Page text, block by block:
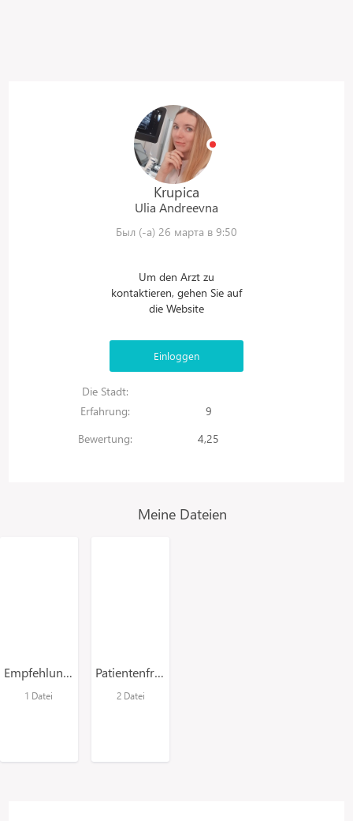
Krupica
Ulia Andreevna
Был (-а) 26 марта в 9:50
Um den Arzt zu
kontaktieren, gehen Sie auf
die Website
Einloggen
Die Stadt:
Erfahrung:
9
Bewertung:
4,25
Meine Dateien
Empfehlungen für Patienten
1 Datei
Patientenfragebögen
2 Datei